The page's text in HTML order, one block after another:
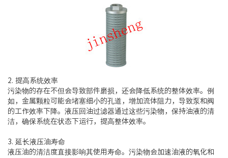
2. 提高系统效率
污染物的存在不但会导致部件磨损，还会降低系统的整体效率。例
如，金属颗粒可能会堵塞细小的孔道，增加流体阻力，导致泵和阀
的工作效率下降。液压回油过滤器通过这些污染物，保持油液的清
洁，确保系统在状态下运行，提高整体效率。
3. 延长液压油寿命
液压油的清洁度直接影响其使用寿命。污染物会加速油液的氧化和